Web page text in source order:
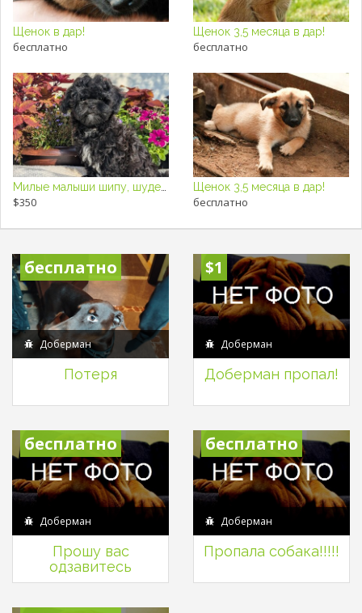
Щенок в дар!
бесплатно
Щенок 3,5 месяца в дар!
бесплатно
$350
Щенок 3,5 месяца в дар!
бесплатно
бесплатно
Доберман
Потеря
$1
Доберман
Доберман пропал!
бесплатно
Доберман
Прошу вас
одзавитесь
бесплатно
Доберман
Пропала собака!!!!!